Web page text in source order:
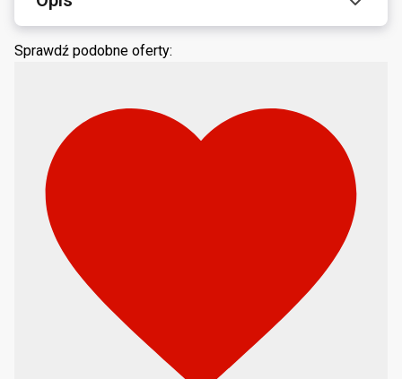
Sprawdź podobne oferty: